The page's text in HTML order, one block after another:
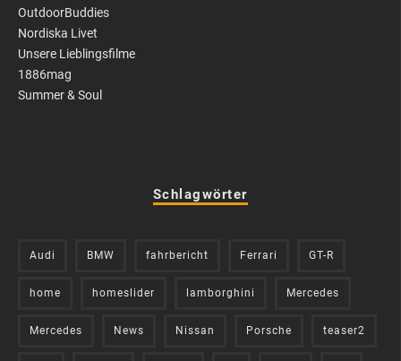
OutdoorBuddies
Nordiska Livet
Unsere Lieblingsfilme
1886mag
Summer & Soul
Schlagwörter
Audi BMW fahrbericht Ferrari GT-R
home homeslider lamborghini Mercedes
Mercedes News Nissan Porsche teaser2